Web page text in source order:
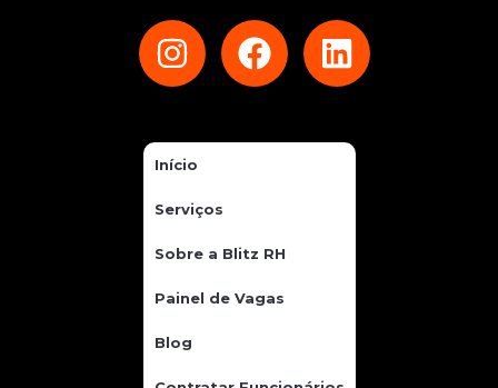
Início
Serviços
Sobre a Blitz RH
Painel de Vagas
Blog